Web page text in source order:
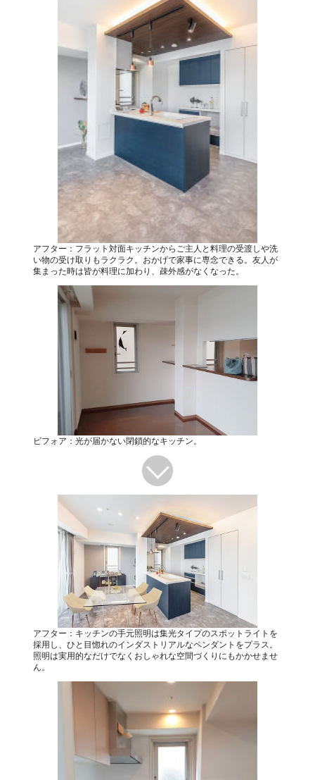
アフター：フラット対面キッチンからご主人と料理の受渡しや洗
い物の受け取りもラクラク。おかげで家事に専念できる。友人が
集まった時は皆が料理に加わり、疎外感がなくなった。
ビフォア：光が届かない閉鎖的なキッチン。
アフター：キッチンの手元照明は集光タイプのスポットライトを
採用し、ひと目惚れのインダストリアルなペンダントをプラス。
照明は実用的なだけでなくおしゃれな空間づくりにもかかせませ
ん。